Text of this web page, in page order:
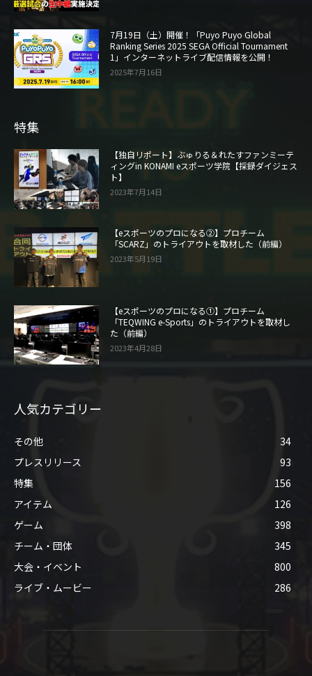
7月19日（土）開催！「Puyo Puyo Global
Ranking Series 2025 SEGA Official Tournament
1」インターネットライブ配信情報を公開！
2025年7月16日
特集
【独自リポート】ぶゅりる＆れたすファンミーテ
ィングin KONAMI eスポーツ学院【採録ダイジェス
ト】
2023年7月14日
【eスポーツのプロになる②】プロチーム
「SCARZ」のトライアウトを取材した（前編）
2023年5月19日
【eスポーツのプロになる①】プロチーム
「TEQWING e-Sports」のトライアウトを取材し
た（前編）
2023年4月28日
人気カテゴリー
その他
34
プレスリリース
93
特集
156
アイテム
126
ゲーム
398
チーム・団体
345
大会・イベント
800
ライブ・ムービー
286